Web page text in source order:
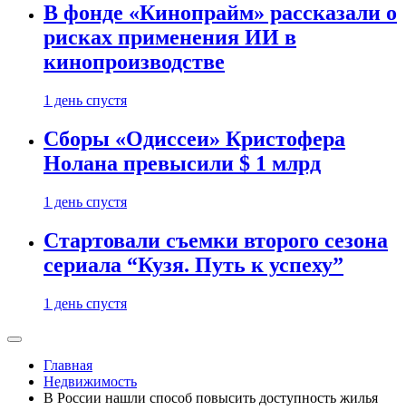
В фонде «Кинопрайм» рассказали о
рисках применения ИИ в
кинопроизводстве
1 день спустя
Сборы «Одиссеи» Кристофера
Нолана превысили $ 1 млрд
1 день спустя
Стартовали съемки второго сезона
сериала “Кузя. Путь к успеху”
1 день спустя
Главная
Недвижимость
В России нашли способ повысить доступность жилья